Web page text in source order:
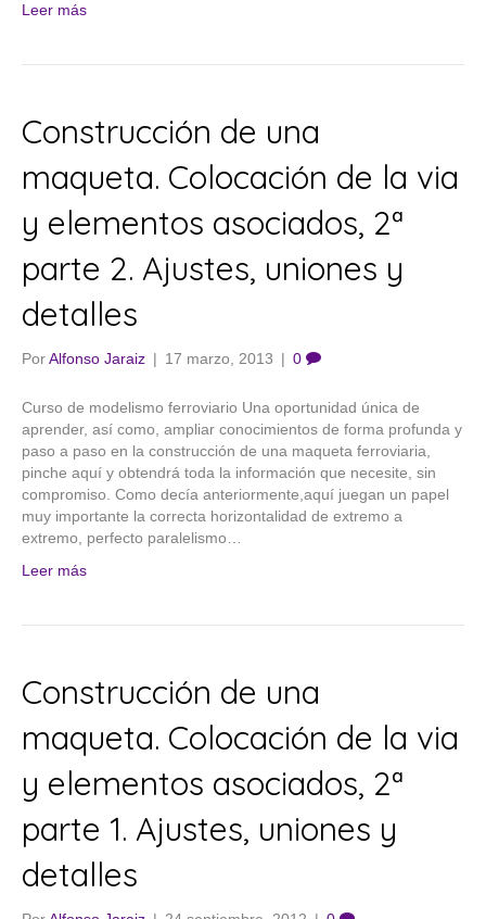
Leer más
Construcción de una
maqueta. Colocación de la via
y elementos asociados, 2ª
parte 2. Ajustes, uniones y
detalles
PorAlfonso Jaraiz | 17 marzo, 2013 | 0
Curso de modelismo ferroviario Una oportunidad única de
aprender, así como, ampliar conocimientos de forma profunda y
paso a paso en la construcción de una maqueta ferroviaria,
pinche aquí y obtendrá toda la información que necesite, sin
compromiso. Como decía anteriormente,aquí juegan un papel
muy importante la correcta horizontalidad de extremo a
extremo, perfecto paralelismo…
Leer más
Construcción de una
maqueta. Colocación de la via
y elementos asociados, 2ª
parte 1. Ajustes, uniones y
detalles